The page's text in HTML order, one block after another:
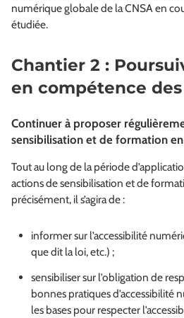
numérique globale de la CNSA en
étudiée.
Chantier 2 :
en compétence
Continuer à proposer
sensibilisation et de formation
Tout au long de la période
actions de sensibilisation et de
précisément, il s’agira de :
informer sur l’accessibilité
que dit la loi, etc.) ;
sensibiliser sur l’obligation de
bonnes pratiques d’accessibilité
les bases pour respecter